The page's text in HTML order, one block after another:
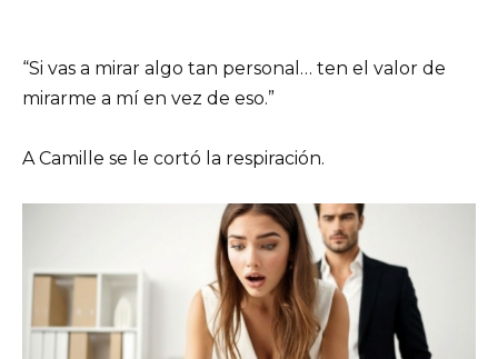
“Si vas a mirar algo tan personal… ten el valor de
mirarme a mí en vez de eso.”
A Camille se le cortó la respiración.